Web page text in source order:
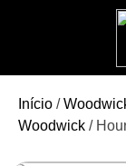
Início /
Woodwick /